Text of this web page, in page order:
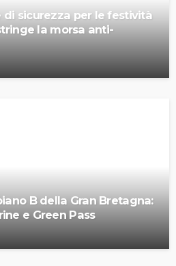
di sicurezza per le festività
la morsa anti-
B della Gran Bretagna:
e Green Pass